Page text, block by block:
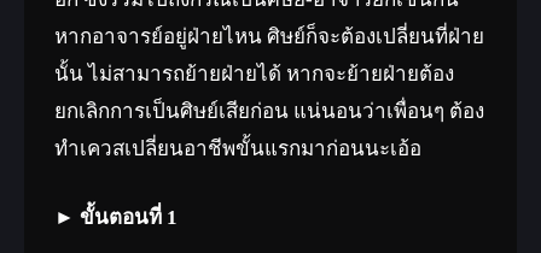
หากอาจารย์อยู่ฝ่ายไหน ศิษย์ก็จะต้องเปลี่ยนที่ฝ่าย
นั้น ไม่สามารถย้ายฝ่ายได้ หากจะย้ายฝ่ายต้อง
ยกเลิกการเป็นศิษย์เสียก่อน แน่นอนว่าเพื่อนๆ ต้อง
ทำเควสเปลี่ยนอาชีพขั้นแรกมาก่อนนะเอ้อ
► ขั้นตอนที่ 1